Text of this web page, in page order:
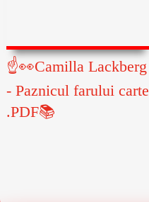
☝👀Camilla Lackberg
- Paznicul farului carte
.PDF📚